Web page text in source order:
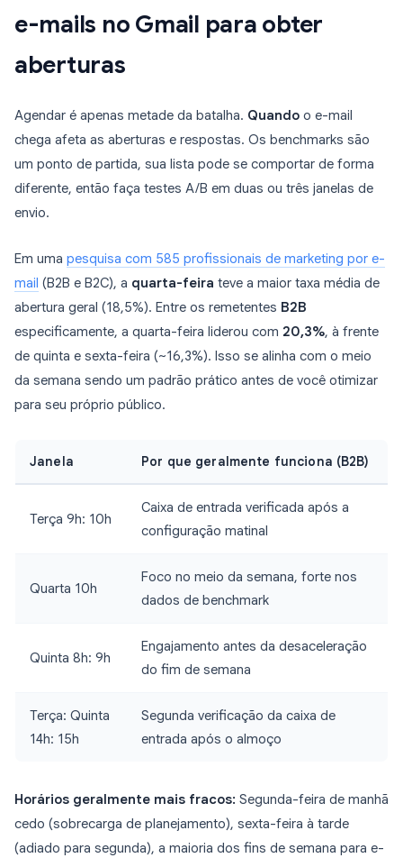
e-mails no Gmail para obter
aberturas
Agendar é apenas metade da batalha. Quando o e-mail
chega afeta as aberturas e respostas. Os benchmarks são
um ponto de partida, sua lista pode se comportar de forma
diferente, então faça testes A/B em duas ou três janelas de
envio.
Em uma pesquisa com 585 profissionais de marketing por e-
mail (B2B e B2C), a quarta-feira teve a maior taxa média de
abertura geral (18,5%). Entre os remetentes B2B
especificamente, a quarta-feira liderou com 20,3%, à frente
de quinta e sexta-feira (~16,3%). Isso se alinha com o meio
da semana sendo um padrão prático antes de você otimizar
para seu próprio público.
Janela Por que geralmente funciona (B2B)
Terça 9h: 10h
Caixa de entrada verificada após a
configuração matinal
Quarta 10h
Foco no meio da semana, forte nos
dados de benchmark
Quinta 8h: 9h
Engajamento antes da desaceleração
do fim de semana
Terça: Quinta
14h: 15h
Segunda verificação da caixa de
entrada após o almoço
Horários geralmente mais fracos: Segunda-feira de manhã
cedo (sobrecarga de planejamento), sexta-feira à tarde
(adiado para segunda), a maioria dos fins de semana para e-